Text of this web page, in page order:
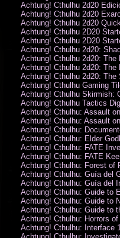
Achtung! Cthulhu 2d20
Achtung! Cthulhu 2d20
Achtung! Cthulhu 2d20
Achtung! Cthulhu 2D20
Achtung! Cthulhu 2D20
Achtung! Cthulhu 2d20:
Achtung! Cthulhu 2d20: The
Achtung! Cthulhu 2d20: The
Achtung! Cthulhu 2d20: The
Achtung! Cthulhu Gaming
Achtung! Cthulhu Skirmish:
Achtung! Cthulhu Tactics
Achtung! Cthulhu: Assault on
Achtung! Cthulhu: Assault
Achtung! Cthulhu:
Achtung! Cthulhu: Elder
Achtung! Cthulhu: FATE
Achtung! Cthulhu: FATE
Achtung! Cthulhu: Forest of
Achtung! Cthulhu: Guía del
Achtung! Cthulhu: Guía del
Achtung! Cthulhu: Guide to
Achtung! Cthulhu: Guide to
Achtung! Cthulhu: Guide to
Achtung! Cthulhu: Horrors of
Achtung! Cthulhu: Interface